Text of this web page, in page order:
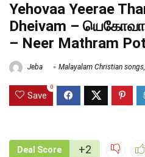
Yehovaa Yeerae
Dheivam –
– Neer Mathram
Jeba Malayalam Christian songs,
Save
0
Deal Score +2